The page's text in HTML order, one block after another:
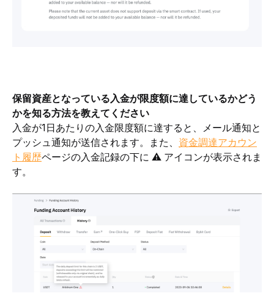
保留資産となっている入金が限度額に達しているかどう
かを知る方法を教えてください
入金が1日あたりの入金限度額に達すると、メール通知と
プッシュ通知が送信されます。また、 資金調達アカウン
ト履歴ページの入金記録の下に ⚠ アイコンが表示されま
す。